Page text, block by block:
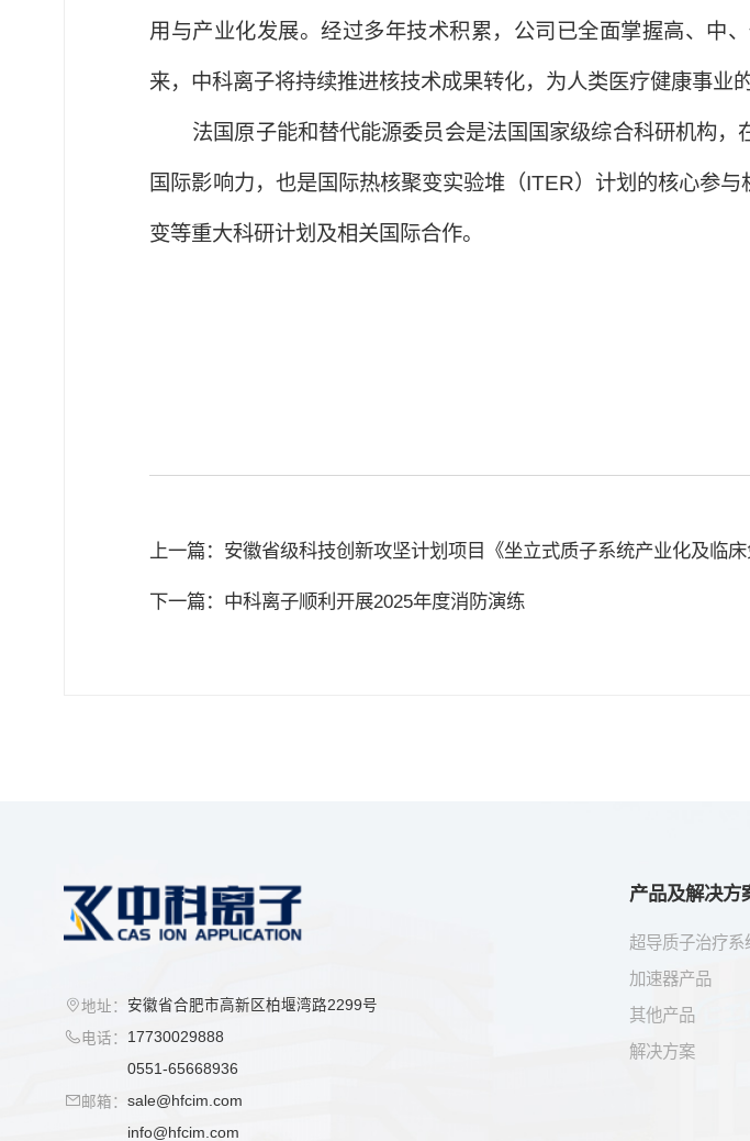
用与产业化发展。经过多年技术积累，公司已全面掌握高、中
来，中科离子将持续推进核技术成果转化，为人类医疗健康事业
法国原子能和替代能源委员会是法国国家级综合科研机构
国际影响力，也是国际热核聚变实验堆（ITER）计划的核心参
变等重大科研计划及相关国际合作。
上一篇：安徽省级科技创新攻坚计划项目《坐立式质子系统产业化及临
下一篇：中科离子顺利开展2025年度消防演练
地址： 安徽省合肥市高新区柏堰湾路2299号
电话： 17730029888
0551-65668936
邮箱：sale@hfcim.com
info@hfcim.com
产品及解决方
超导质子治疗系
加速器产品
其他产品
解决方案